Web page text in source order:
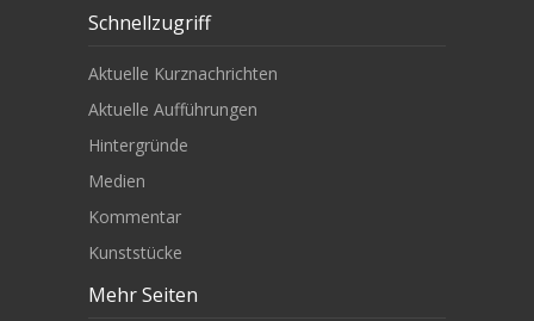
Schnellzugriff
Aktuelle Kurznachrichten
Aktuelle Aufführungen
Hintergründe
Medien
Kommentar
Kunststücke
Mehr Seiten